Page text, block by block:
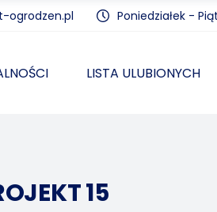
ogrodzen.pl Poniedziałek -
LISTA ULUBIONYCH
15